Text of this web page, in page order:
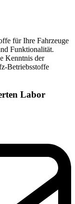
für Ihre Fahrzeuge
Funktionalität.
Kenntnis der
Betriebsstoffe
Labor